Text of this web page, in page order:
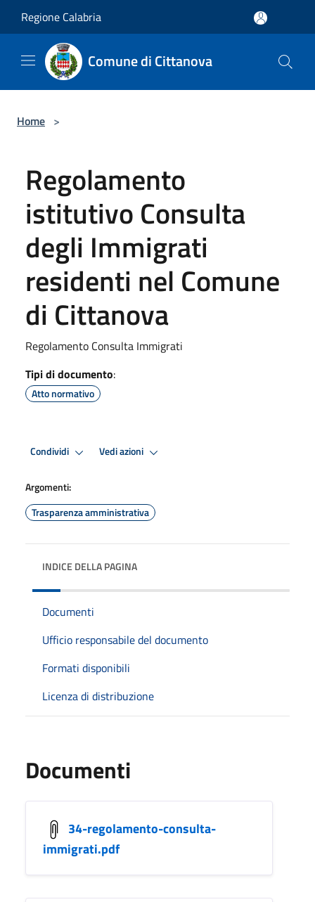
Regione Calabria
Comune di Cittanova
Home >
Regolamento
istitutivo Consulta
degli Immigrati
residenti nel Comune
di Cittanova
Regolamento Consulta Immigrati
Tipi di documento:
Atto normativo
Condividi Vedi azioni
Argomenti:
Trasparenza amministrativa
INDICE DELLA PAGINA
Documenti
Ufficio responsabile del documento
Formati disponibili
Licenza di distribuzione
Documenti
34-regolamento-consulta-
immigrati.pdf